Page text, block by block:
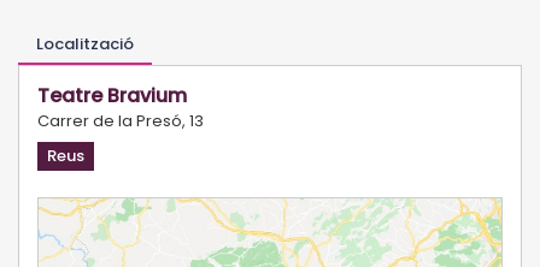
Localització
Teatre Bravium
Carrer de la Presó, 13
Reus